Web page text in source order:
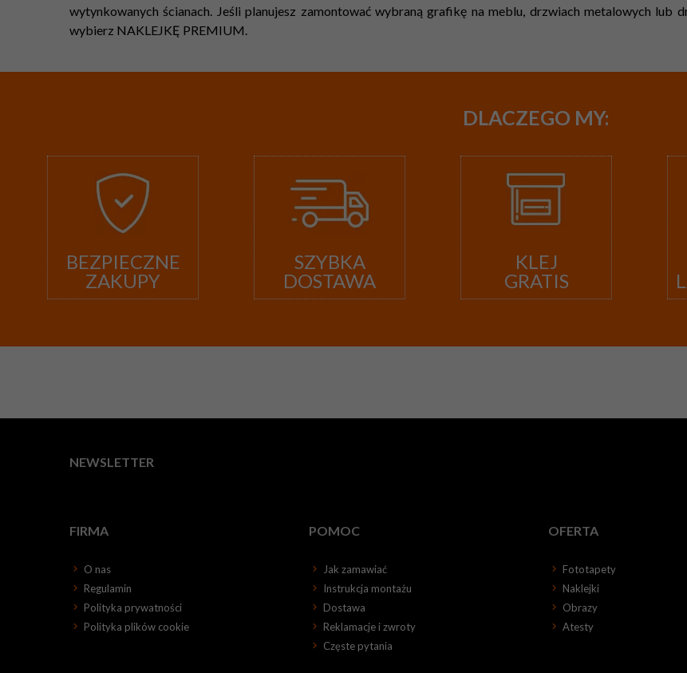
wytynkowanych ścianach. Jeśli planujesz zamontować wybraną grafikę na meblu, drzwiach metalowych lub
wybierz NAKLEJKĘ PREMIUM.
DLACZEGO MY:
BEZPIECZNE
ZAKUPY
SZYBKA
DOSTAWA
KLEJ
GRATIS
NEWSLETTER
FIRMA
O nas
Regulamin
Polityka prywatności
Polityka plików cookie
POMOC
Jak zamawiać
Instrukcja montażu
Dostawa
Reklamacje i zwroty
Częste pytania
OFERTA
Fototapety
Naklejki
Obrazy
Atesty